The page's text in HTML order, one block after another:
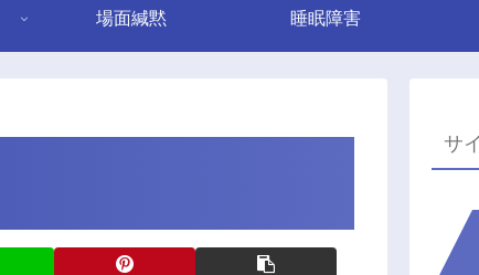
場面緘黙 睡眠障害